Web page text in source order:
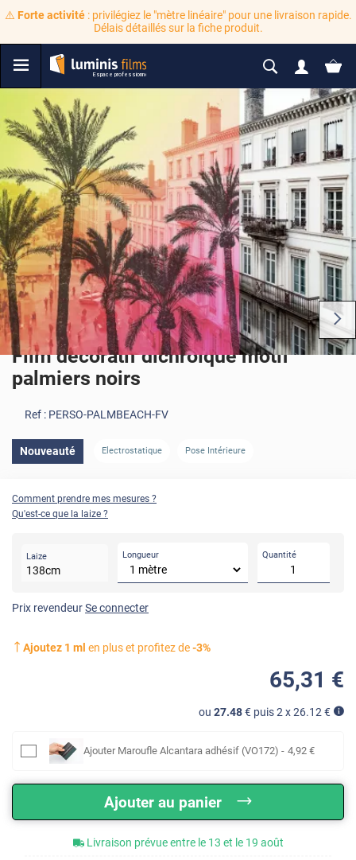
⚠️ Forte activité: privilégiez le "mètre linéaire" pour une livraison rapide.
Délais détaillés sur la fiche produit.
Film décoratif dichroïque motif
palmiers noirs
Ref : PERSO-PALMBEACH-FV
Nouveauté Electrostatique Pose Intérieure
Comment prendre mes mesures ?
Qu'est-ce que la laize ?
Laize
138cm
Longueur Quantité
Prix revendeurSe connecter
Ajoutez 1 ml en plus et profitez de-3%
65,31 €
ou 27.48€ puis 2 x26.12 €
Ajouter Maroufle Alcantara adhésif (VO172) - 4,92 €
Ajouter au panier
Livraison prévue entre le 13 et le 19 août